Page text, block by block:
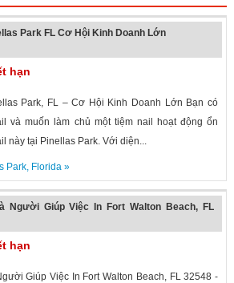
Park FL Cơ Hội Kinh Doanh Lớn
hạn
Park, FL – Cơ Hội Kinh Doanh Lớn Bạn có
và muốn làm chủ một tiệm nail hoạt động ổn
này tại Pinellas Park. Với diện...
Park, Florida»
Người Giúp Việc In Fort Walton Beach, FL
hạn
Giúp Việc In Fort Walton Beach, FL 32548 -